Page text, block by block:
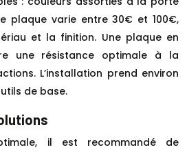
plaque varie entre 30€ et 100€,
et la finition. Une plaque en
une résistance optimale à la
L’installation prend environ
de base.
il est recommandé de